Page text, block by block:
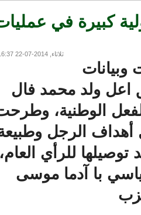
كبيرة في عمليات
ثلاثاء, 2014-07-22 16:37
ولد محمد فال
الوطنية، وطرحت
الرجل وطبيعة
للرأي العام،
با آدما موسى